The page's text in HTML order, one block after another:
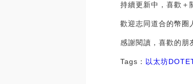
持續更新中，喜歡＋
歡迎志同道合的幣圈
感謝閱讀，喜歡的朋
Tags： 以太坊DOT